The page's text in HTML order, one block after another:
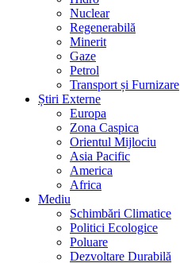
Nuclear
Regenerabilă
Minerit
Gaze
Petrol
Transport și Furnizare
Știri Externe
Europa
Zona Caspica
Orientul Mijlociu
Asia Pacific
America
Africa
Mediu
Schimbări Climatice
Politici Ecologice
Poluare
Dezvoltare Durabilă